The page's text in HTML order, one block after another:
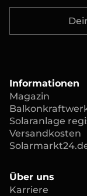
Informationen
Magazin
Solaranlage
Versandkosten
Über uns
Karriere